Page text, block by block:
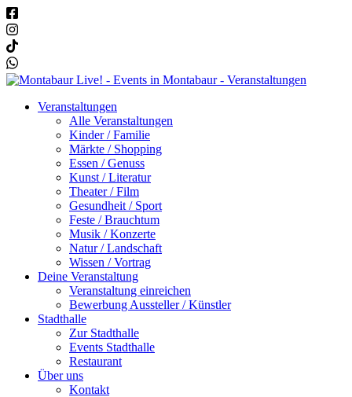
Veranstaltungen
Alle Veranstaltungen
Kinder / Familie
Märkte / Shopping
Essen / Genuss
Kunst / Literatur
Theater / Film
Gesundheit / Sport
Feste / Brauchtum
Musik / Konzerte
Natur / Landschaft
Wissen / Vortrag
Deine Veranstaltung
Veranstaltung einreichen
Bewerbung Aussteller / Künstler
Stadthalle
Zur Stadthalle
Events Stadthalle
Restaurant
Über uns
Kontakt